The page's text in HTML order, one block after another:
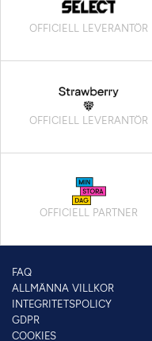
OFFICIELL LEVERANTÖR
OFFICIELL LEVERANTÖR
OFFICIELL PARTNER
FAQ
ALLMÄNNA VILLKOR
INTEGRITETSPOLICY
GDPR
COOKIES